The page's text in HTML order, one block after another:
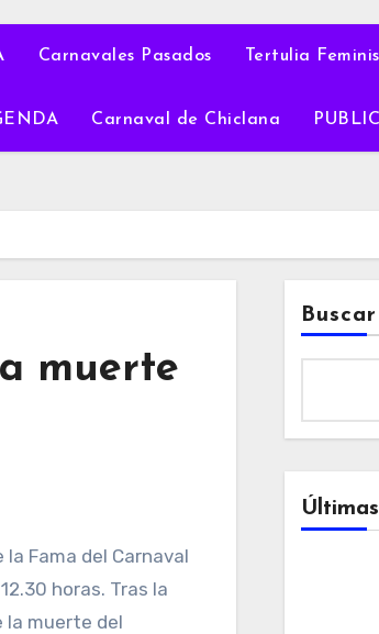
Carnavales Pasados Tertulia
Carnaval de Chiclana
muerte
horas. Tras la
la muerte del
Buscar